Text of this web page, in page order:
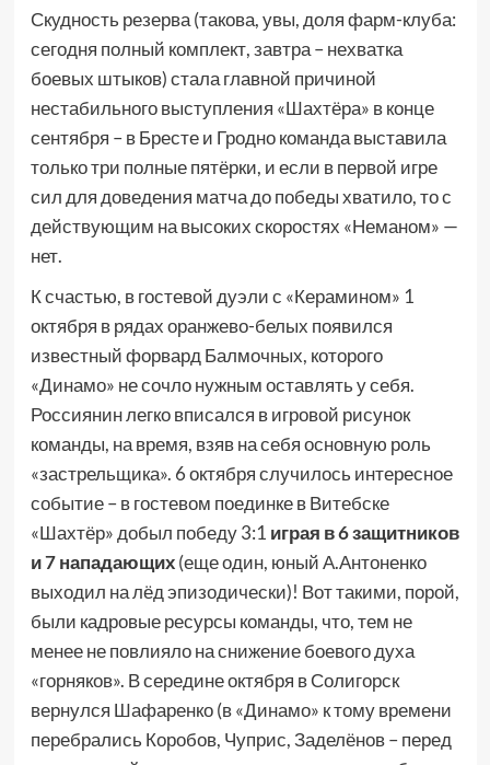
Скудность резерва (такова, увы, доля фарм-клуба:
сегодня полный комплект, завтра – нехватка
боевых штыков) стала главной причиной
нестабильного выступления «Шахтёра» в конце
сентября – в Бресте и Гродно команда выставила
только три полные пятёрки, и если в первой игре
сил для доведения матча до победы хватило, то с
действующим на высоких скоростях «Неманом» —
нет.
К счастью, в гостевой дуэли с «Керамином» 1
октября в рядах оранжево-белых появился
известный форвард Балмочных, которого
«Динамо» не сочло нужным оставлять у себя.
Россиянин легко вписался в игровой рисунок
команды, на время, взяв на себя основную роль
«застрельщика». 6 октября случилось интересное
событие – в гостевом поединке в Витебске
«Шахтёр» добыл победу 3:1 играя в 6 защитников
и 7 нападающих(еще один, юный А.Антоненко
выходил на лёд эпизодически)! Вот такими, порой,
были кадровые ресурсы команды, что, тем не
менее не повлияло на снижение боевого духа
«горняков». В середине октября в Солигорск
вернулся Шафаренко (в «Динамо» к тому времени
перебрались Коробов, Чуприс, Заделёнов – перед